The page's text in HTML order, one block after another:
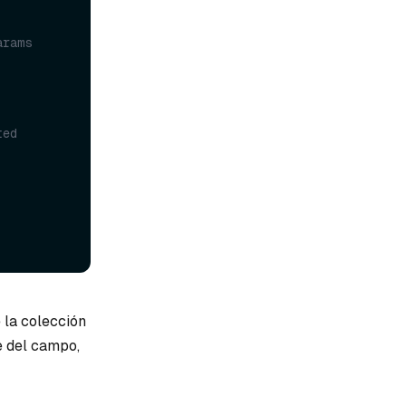
colección
campo,